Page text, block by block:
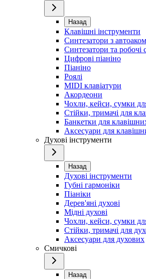
Назад
Клавішні інструменти
Синтезатори з
Синтезатори та робочі
Цифрові піаніно
Піаніно
Роялі
MIDI клавіатури
Акордеони
Чохли, кейси, сумки
Стійки, тримачі для
Банкетки для
Аксесуари для
Духові інструменти
Назад
Духові інструменти
Губні гармоніки
Піаніки
Дерев'яні духові
Мідні духові
Чохли, кейси, сумки
Стійки, тримачі для
Аксесуари для духових
Смичкові
Назад